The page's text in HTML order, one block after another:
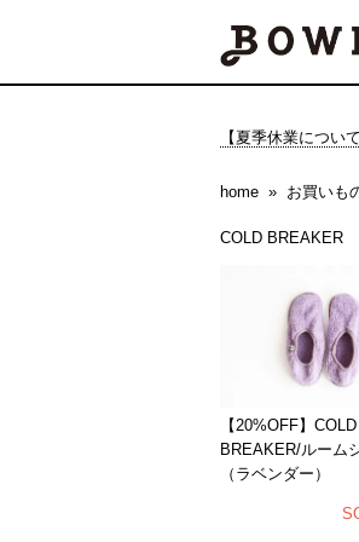
【夏季休業につい
home お買いも
COLD BREAKER
【20%OFF】COLD
BREAKER/ルーム
（ラベンダー）